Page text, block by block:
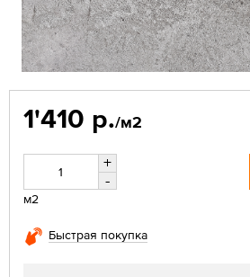
1'410 р./м2
+
-
м2
Быстрая покупка